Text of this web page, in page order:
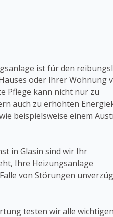
ist für den
oder Ihrer Wohnung
Pflege kann nicht nur zu
auch zu erhöhten
beispielsweise einem
in Glasin sind wir Ihr
Ihre Heizungsanlage
von Störungen
testen wir alle wichtigen